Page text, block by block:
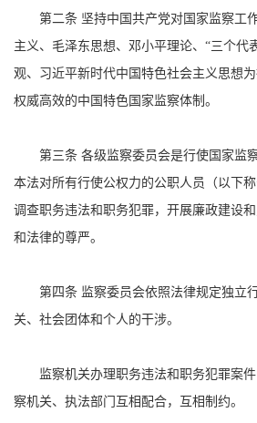
第二条 坚持中国共产党对国家监察工
主义、毛泽东思想、邓小平理论、“三个代
观、习近平新时代中国特色社会主义思想为
权威高效的中国特色国家监察体制。
第三条 各级监察委员会是行使国家监
本法对所有行使公权力的公职人员（以下称
调查职务违法和职务犯罪，开展廉政建设
和法律的尊严。
第四条 监察委员会依照法律规定独立
关、社会团体和个人的干涉。
监察机关办理职务违法和职务犯罪案
察机关、执法部门互相配合，互相制约。